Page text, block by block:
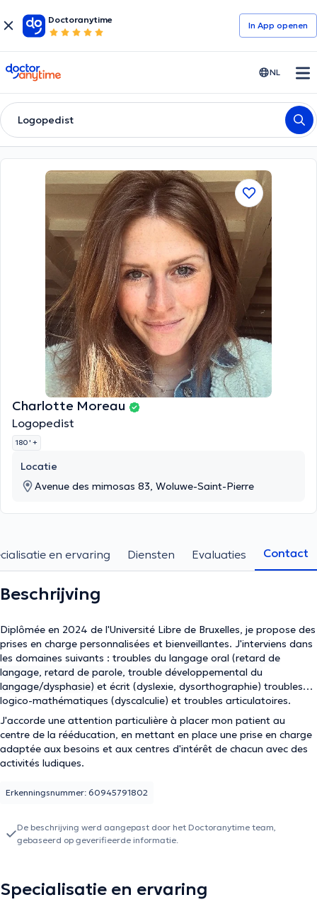
Doctoranytime
In App openen
doctoranytime NL
Logopedist
Charlotte Moreau
Logopedist
180 ' +
Locatie
Avenue des mimosas 83, Woluwe-Saint-Pierre
en ervaring Diensten Evaluaties Contact
Beschrijving
Diplômée en 2024 de l'Université Libre de Bruxelles, je propose des
prises en charge personnalisées et bienveillantes. J'interviens dans
les domaines suivants : troubles du langage oral (retard de
langage, retard de parole, trouble développemental du
langage/dysphasie) et écrit (dyslexie, dysorthographie) troubles
logico-mathématiques (dyscalculie) et troubles articulatoires.
J'accorde une attention particulière à placer mon patient au
centre de la rééducation, en mettant en place une prise en charge
adaptée aux besoins et aux centres d'intérêt de chacun avec des
activités ludiques.
Erkenningsnummer: 60945791802
De beschrijving werd aangepast door het Doctoranytime team,
gebaseerd op geverifieerde informatie.
Specialisatie en ervaring